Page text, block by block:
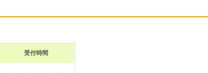
受付時間